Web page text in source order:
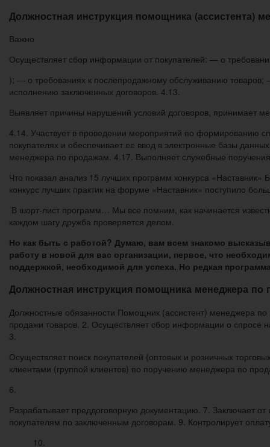
Должностная инструкция помощника (ассистента)
Важно
Осуществляет сбор информации от покупателей: — о
); — о требованиях к послепродажному обслуживанию
исполнению заключенных договоров. 4.13.
Выявляет причины нарушений условий договоров, принимает
4.14. Участвует в проведении мероприятий по формированию
покупателях и обеспечивает ее ввод в электронные базы
менеджера по продажам. 4.17. Выполняет служебные
Что показал анализ 15 лучших программ конкурса
конкурс лучших практик на форуме «Наставник» поступило
В шорт-лист программ… Мы все помним, как начинается
каждом шагу дружба проверяется делом.
Но как быть с работой? Думаю, вам всем знакомо
работу в новой для вас организации, первое, что
поддержкой, необходимой для успеха. Но редкая
Должностная инструкция помощника менеджера по
Должностные обязанности Помощник (ассистент) менеджера
продажи товаров. 2. Осуществляет сбор информации о
3.
Осуществляет поиск покупателей (оптовых и розничных
клиентами (группой клиентов) по поручению менеджера по
6.
Разрабатывает преддоговорную документацию. 7. Заключает от
покупателям по заключенным договорам. 9. Контролирует
10.